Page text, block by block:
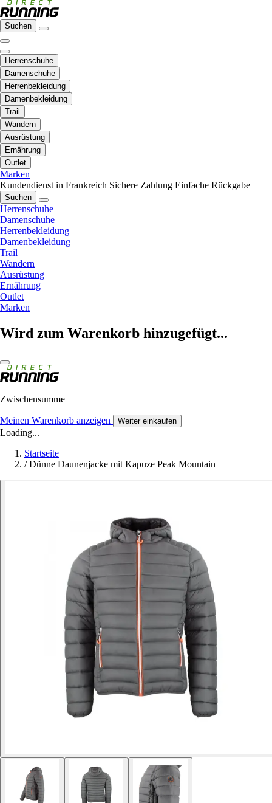
Suchen
Herrenschuhe
Damenschuhe
Herrenbekleidung
Damenbekleidung
Trail
Wandern
Ausrüstung
Ernährung
Outlet
Marken
Kundendienst in Frankreich Sichere Zahlung Einfache Rückgabe
Suchen
Herrenschuhe
Damenschuhe
Herrenbekleidung
Damenbekleidung
Trail
Wandern
Ausrüstung
Ernährung
Outlet
Marken
Wird zum Warenkorb hinzugefügt...
Zwischensumme
Meinen Warenkorb anzeigen Weiter einkaufen
Loading...
Startseite
/ Dünne Daunenjacke mit Kapuze Peak Mountain